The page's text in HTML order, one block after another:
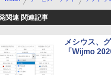
関連 関連記事
メシウス、
「Wijmo